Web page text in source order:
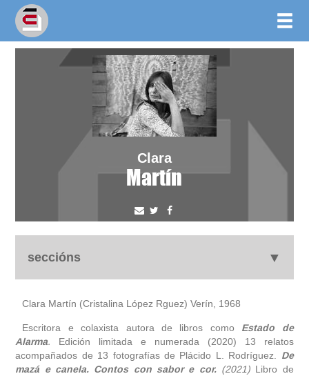
Clara
Martín
seccións
autobiografía
obra
fototeca
Clara Martín (Cristalina López Rguez) Verín, 1968
Escritora e colaxista autora de libros como Estado de
Alarma. Edición limitada e numerada (2020) 13 relatos
acompañados de 13 fotografías de Plácido L. Rodríguez. De
mazá e canela. Contos con sabor e cor. (2021) Libro de